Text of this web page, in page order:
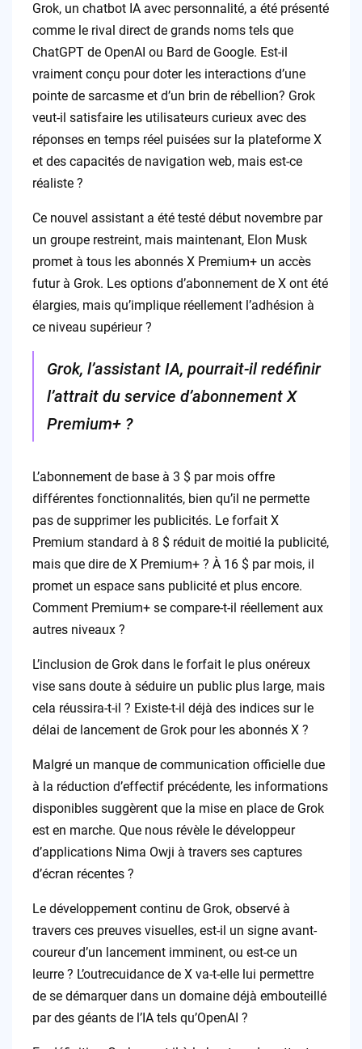
Grok, un chatbot IA avec personnalité, a été présenté
comme le rival direct de grands noms tels que
ChatGPT de OpenAI ou Bard de Google. Est-il
vraiment conçu pour doter les interactions d’une
pointe de sarcasme et d’un brin de rébellion? Grok
veut-il satisfaire les utilisateurs curieux avec des
réponses en temps réel puisées sur la plateforme X
et des capacités de navigation web, mais est-ce
réaliste ?
Ce nouvel assistant a été testé début novembre par
un groupe restreint, mais maintenant, Elon Musk
promet à tous les abonnés X Premium+ un accès
futur à Grok. Les options d’abonnement de X ont été
élargies, mais qu’implique réellement l’adhésion à
ce niveau supérieur ?
Grok, l’assistant IA, pourrait-il redéfinir
l’attrait du service d’abonnement X
Premium+ ?
L’abonnement de base à 3 $ par mois offre
différentes fonctionnalités, bien qu’il ne permette
pas de supprimer les publicités. Le forfait X
Premium standard à 8 $ réduit de moitié la publicité,
mais que dire de X Premium+ ? À 16 $ par mois, il
promet un espace sans publicité et plus encore.
Comment Premium+ se compare-t-il réellement aux
autres niveaux ?
L’inclusion de Grok dans le forfait le plus onéreux
vise sans doute à séduire un public plus large, mais
cela réussira-t-il ? Existe-t-il déjà des indices sur le
délai de lancement de Grok pour les abonnés X ?
Malgré un manque de communication officielle due
à la réduction d’effectif précédente, les informations
disponibles suggèrent que la mise en place de Grok
est en marche. Que nous révèle le développeur
d’applications Nima Owji à travers ses captures
d’écran récentes ?
Le développement continu de Grok, observé à
travers ces preuves visuelles, est-il un signe avant-
coureur d’un lancement imminent, ou est-ce un
leurre ? L’outrecuidance de X va-t-elle lui permettre
de se démarquer dans un domaine déjà embouteillé
par des géants de l’IA tels qu’OpenAI ?